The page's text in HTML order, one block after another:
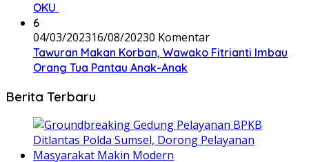
OKU
6
04/03/202316/08/20230 Komentar
Tawuran Makan Korban, Wawako Fitrianti Imbau
Orang Tua Pantau Anak-Anak
Berita Terbaru